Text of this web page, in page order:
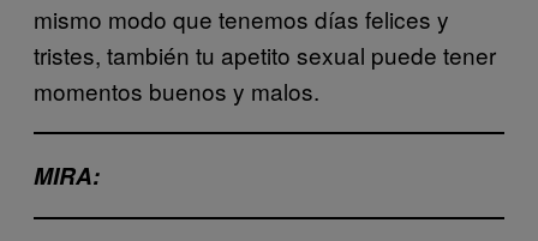
mismo modo que tenemos días felices y
tristes, también tu apetito sexual puede tener
momentos buenos y malos.
MIRA: